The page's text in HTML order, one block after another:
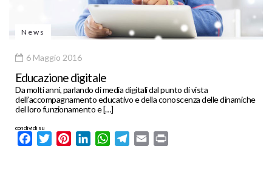
News
6 Maggio 2016
Educazione digitale
Da molti anni, parlando di media digitali dal punto di vista
dell’accompagnamento educativo e della conoscenza delle dinamiche
del loro funzionamento e […]
condividi su
FacebookTwitterPinterestLinkedInWhatsApp
Telegram
Email